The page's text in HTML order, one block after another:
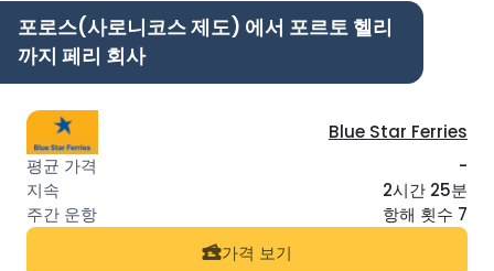
포로스(사로니코스 제도) 에서 포르토 헬리
까지 페리 회사
Blue Star Ferries
-
2시간 25분
항해 횟수 7
가격 보기